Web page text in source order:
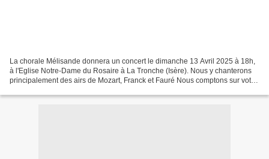
La chorale Mélisande donnera un concert le dimanche 13 Avril 2025 à 18h,
à l'Eglise Notre-Dame du Rosaire à La Tronche (Isère). Nous y chanterons
principalement des airs de Mozart, Franck et Fauré Nous comptons sur votre